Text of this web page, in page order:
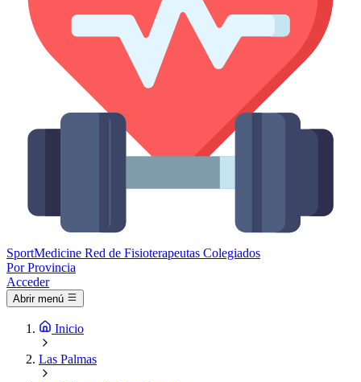
SportMedicine Red de Fisioterapeutas Colegiados
Por Provincia
Acceder
Abrir menú
Inicio
Las Palmas